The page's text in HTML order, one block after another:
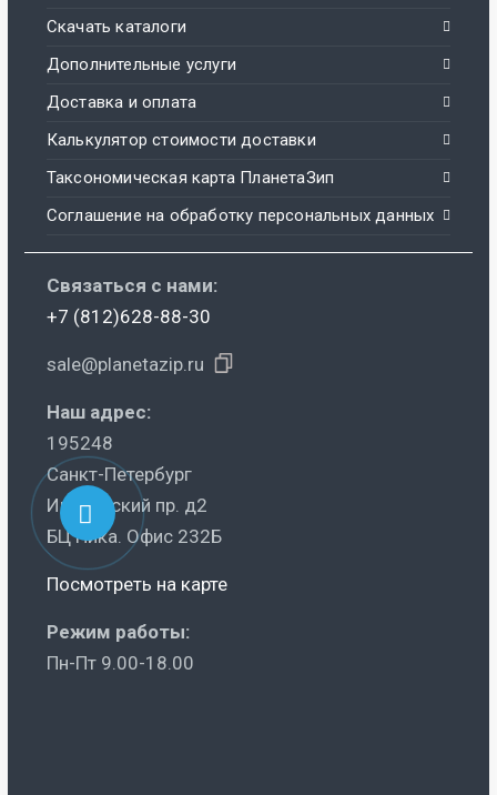
Скачать каталоги
Дополнительные услуги
Доставка и оплата
Калькулятор стоимости доставки
Таксономическая карта ПланетаЗип
Соглашение на обработку персональных данных
Связаться с нами:
+7 (812)628-88-30
sale@planetazip.ru
Наш адрес:
195248
Санкт-Петербург
Ириновский пр. д2
БЦ Ника. Офис 232Б
Посмотреть на карте
Режим работы:
Пн-Пт 9.00-18.00